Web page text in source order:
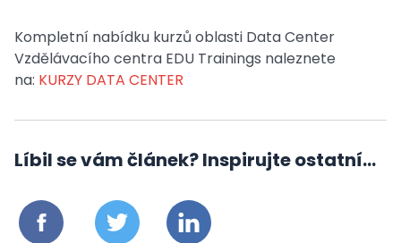
Kompletní nabídku kurzů oblasti Data Center
Vzdělávacího centra EDU Trainings naleznete
na: KURZY DATA CENTER
Líbil se vám článek? Inspirujte ostatní...